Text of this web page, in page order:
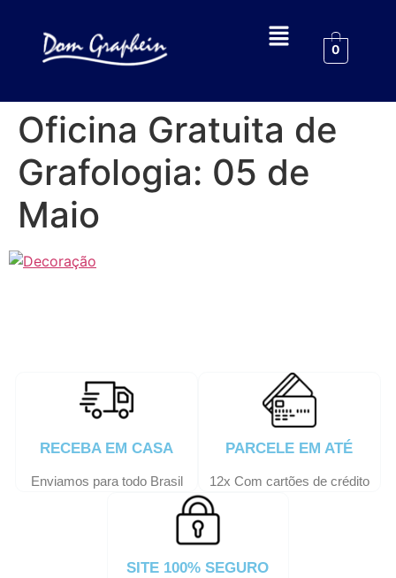
0
Oficina Gratuita de
Grafologia: 05 de
Maio
RECEBA EM CASA
Enviamos para todo Brasil
PARCELE EM ATÉ
12x Com cartões de crédito
SITE 100% SEGURO